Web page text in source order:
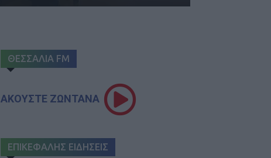
ΘΕΣΣΑΛΙΑ FM
ΑΚΟΥΣΤΕ ΖΩΝΤΑΝΑ
ΕΠΙΚΕΦΑΛΗΣ ΕΙΔΗΣΕΙΣ